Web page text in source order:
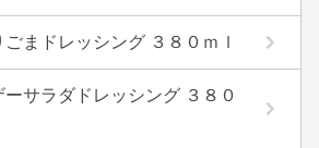
まドレッシング ３８０ｍｌ
サラダドレッシング ３８０